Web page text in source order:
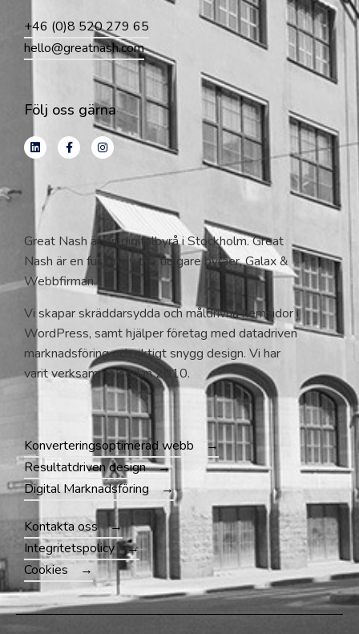
+46 (0)8 520 279 65
hello@greatnash.com
Följ oss gärna
Great Nash är en digitalbyrå i Stockholm. Great
Nash är en fusion av två tidigare byråer, Galax &
Webbfirman.
Vi skapar skräddarsydda och måldrivna hemsidor i
WordPress, samt hjälper företag med datadriven
marknadsföring och riktigt snygg design. Vi har
varit verksamma sedan 2010.
Konverteringsoptimerad webb
Resultatdriven design
Digital Marknadsföring
Kontakta oss
Integritetspolicy
Cookies